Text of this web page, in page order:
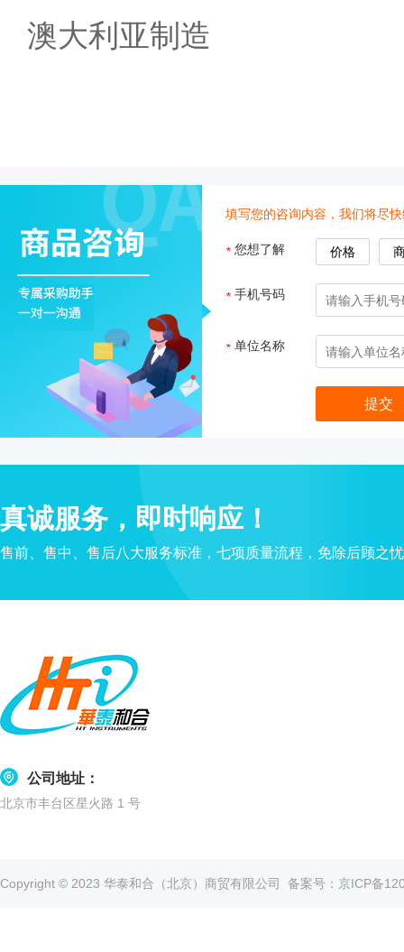
温湿度记录
澳大利亚制造
填写您的咨询内容，我们将尽
* 您想了解 价格
* 手机号码
* 单位名称
真诚服务，即时响应！
售前、售中、售后八大服务标准，七项质量流程，免除后顾之忧
公司地址：
北京市丰台区星火路 1 号
Copyright © 2023 华泰和合（北京）商贸有限公司 备案号：京ICP备